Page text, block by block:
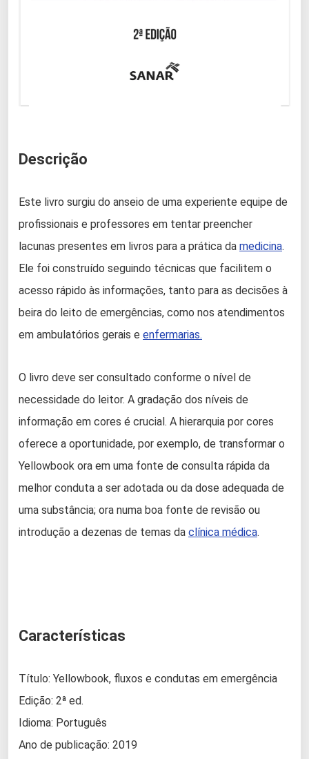
Descrição
Este livro surgiu do anseio de uma experiente equipe de
profissionais e professores em tentar preencher
lacunas presentes em livros para a prática da medicina.
Ele foi construído seguindo técnicas que facilitem o
acesso rápido às informações, tanto para as decisões à
beira do leito de emergências, como nos atendimentos
em ambulatórios gerais e enfermarias.
O livro deve ser consultado conforme o nível de
necessidade do leitor. A gradação dos níveis de
informação em cores é crucial. A hierarquia por cores
oferece a oportunidade, por exemplo, de transformar o
Yellowbook ora em uma fonte de consulta rápida da
melhor conduta a ser adotada ou da dose adequada de
uma substância; ora numa boa fonte de revisão ou
introdução a dezenas de temas da clínica médica.
Características
Título: Yellowbook, fluxos e condutas em emergência
Edição: 2ª ed.
Idioma: Português
Ano de publicação: 2019